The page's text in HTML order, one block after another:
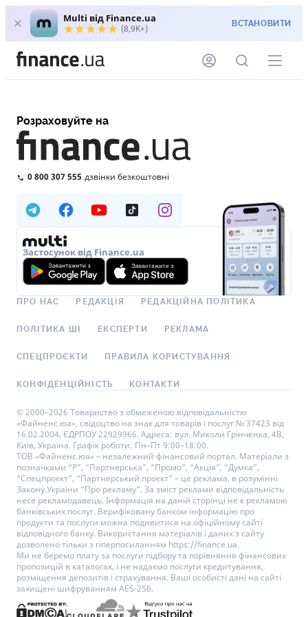
Multi від Finance.ua
(8,9K+) ВСТАНОВИТИ
Розраховуйте на
0 800 307 555 дзвінки безкоштовні
Застосунок від Finance.ua
ПРО НАС РЕДАКЦІЯ РЕДАКЦІЙНА ПОЛІТИКА
ПОЛІТИКА ШІ ЕКСПЕРТИ РЕКЛАМА
СПЕЦПРОЄКТИ ПРАВИЛА КОРИСТУВАННЯ
КОНФІДЕНЦІЙНІСТЬ КОНТАКТИ
© 2000–2026 Товариство з обмеженою відповідальністю
«Файненс.юа», свідоцтво на знак для товарів і послуг № 37423 від
16.02.2004, ЄДРПОУ 22929966. Адреса: вул. Миколи Грінченка, 4В,
Київ, Україна. Графік роботи: Пн–Пт 9:00–18:00.
ТОВ «Файненс.юа» – незалежний фінансовий портал. Матеріали з
позначками “Р”, “Партнерська”, “Промо”, “Акція”, “Думка”,
“Спецпроєкт”, “Партнерський проєкт” – це реклама, в розумінні
Закону України “Про рекламу”. За зміст реклами відповідальність
несе рекламодавець. Інформація на даній сторінці не є рекламою
банківських послуг. Верифіковану банком інформацію про
продукти та послуги можна подивитися на офіційному сайті
відповідного банку. Використання матеріалів і даних з сайту
дозволено тільки з гіперпосиланням https://finance.ua.
Ми не беремо плату за послуги підбору та порівняння фінансових
пропозицій в каталогах, і не надаємо послуги кредитування,
розміщення депозитів і страхування. Ваші особисті дані на сайті
захищені шифруванням AES-256.